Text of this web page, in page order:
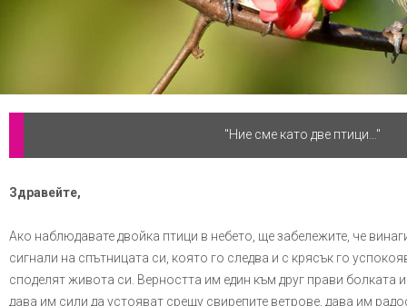
"Ние сме като две птици…"
Здравейте,
Ако наблюдавате двойка птици в небето, ще забележите, че
сигнали на спътницата си, която го следва и с крясък го
споделят живота си. Верността им един към друг прави болката
дава им сили да устояват срещу свирепите ветрове, дава им